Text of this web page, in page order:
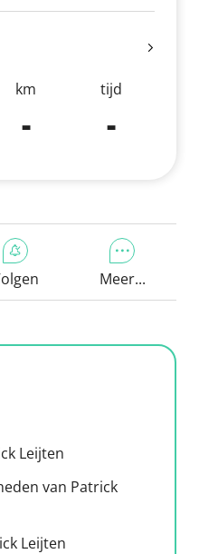
km
-
tijd
-
Meer...
Leijten
van Patrick
Leijten